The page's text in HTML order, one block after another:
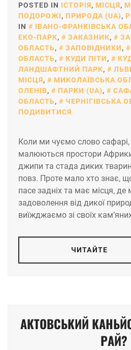
POSTED IN ІСТОРІЯ, МІСЦЯ,
ПОДОРОЖІ, ПРИРОДА (UA),
IN
ІВАНО-ФРАНКІВСЬКА
ЕКО-ПАРК, ЗАКАЗНИК,
ОБЛАСТЬ, ЗАПОВІДНИКИ,
ОБЛАСТЬ, КУДИ ПІТИ,
ЛАНДШАФТНИЙ ПАРК,
МІСЦЯ, МИКОЛАЇВСЬКА
ОЛЕНІВ, ПАРКИ (UA),
ОБЛАСТЬ, ЧЕРНІГІВСЬКА
ПОДИВИТИСЯ
Коли ми чуємо слово сафарі,
малюються простори
джипи та стада диких
повз. Проте мало хто знає,
пасе задніх та має місця, де
задоволення від дикої
виїжджаємо зі своїх
ЧИТАЙТЕ
АКТОВСЬКИЙ
РАЙ?